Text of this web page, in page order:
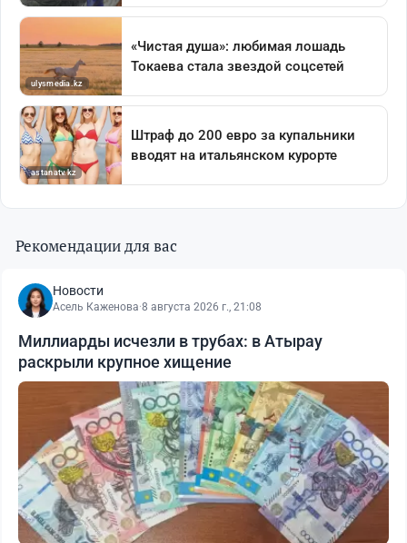
Рекомендации для вас
Новости
Асель Каженова·8 августа 2026 г., 21:08
Миллиарды исчезли в трубах: в Атырау
раскрыли крупное хищение